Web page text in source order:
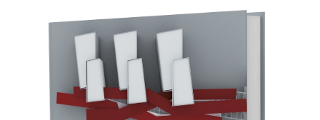
AGGIUNGI AL CARRELLO /